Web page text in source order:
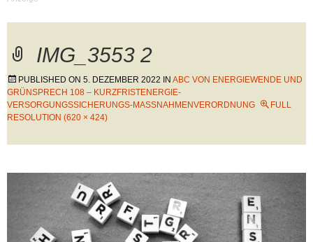
IMG_3553 2
PUBLISHED ON 5. DEZEMBER 2022 IN ABC VON ENERGIEWENDE UND
GRÜNSPRECH 108 – KURZFRISTENERGIE-
VERSORGUNGSSICHERUNGS-MASSNAHMENVERORDNUNG
FULL
RESOLUTION (620 × 424)